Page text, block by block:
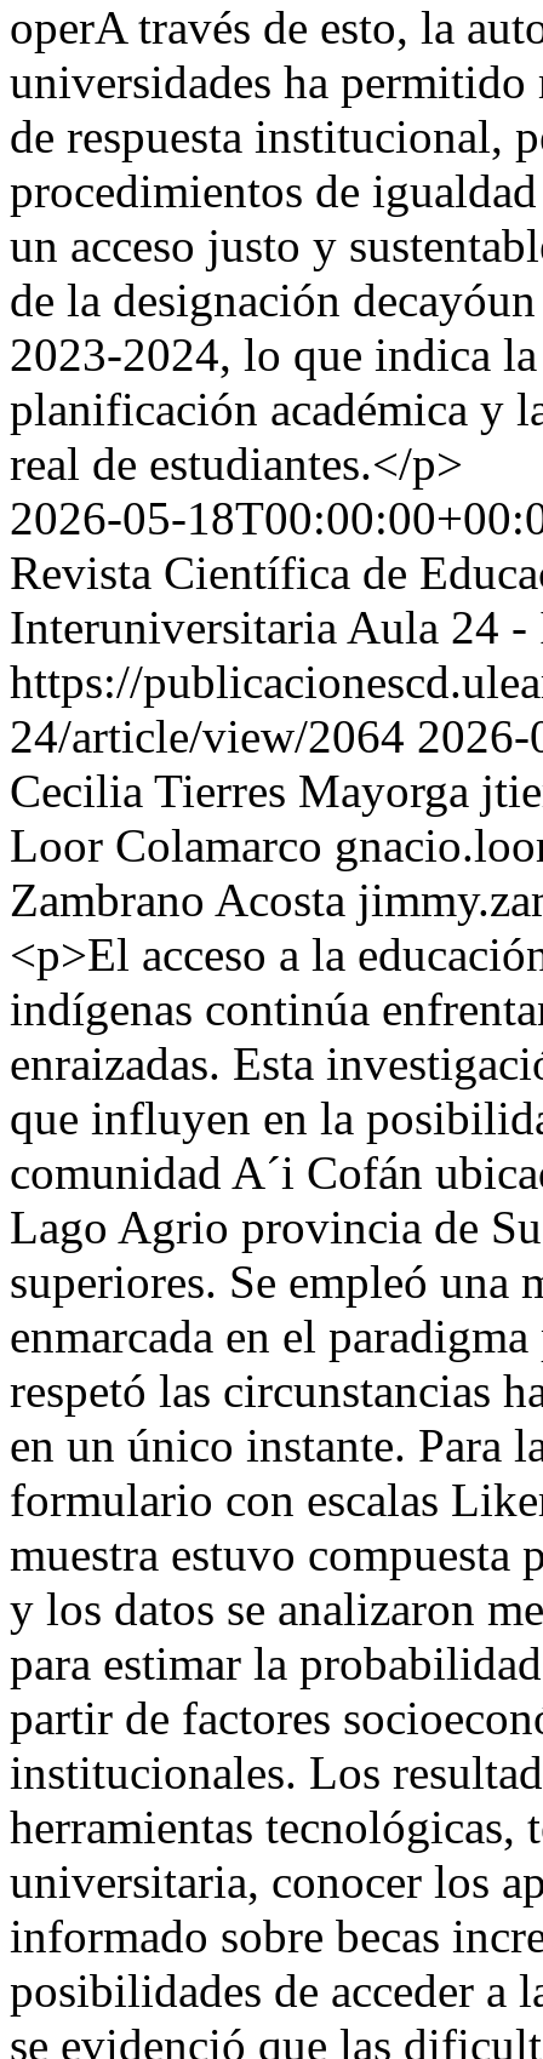
operA través de esto, la
universidades ha
de respuesta institucional,
procedimientos de
un acceso justo y
de la designación
2023-2024, lo que indica
planificación académica y
real de estudiantes.</p>
2026-05-
Revista Científica de
Interuniversitaria Aula 24
https://
24/article/view/2064
Cecilia Tierres Mayorga
Loor Colamarco
Zambrano Acosta
<p>El acceso a la
indígenas continúa
enraizadas. Esta
que influyen en la
comunidad A´i Cofán
Lago Agrio provincia de
superiores. Se empleó una
enmarcada en el
respetó las circunstancias
en un único instante. Para
formulario con escalas
muestra estuvo compuesta
y los datos se analizaron
para estimar la
partir de factores
institucionales. Los
herramientas
universitaria, conocer los
informado sobre becas
posibilidades de acceder a
se evidenció que las